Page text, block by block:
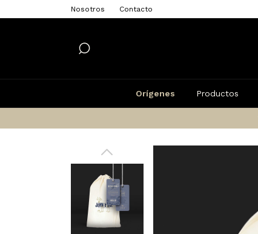
Nosotros Contacto
Orígenes Productos